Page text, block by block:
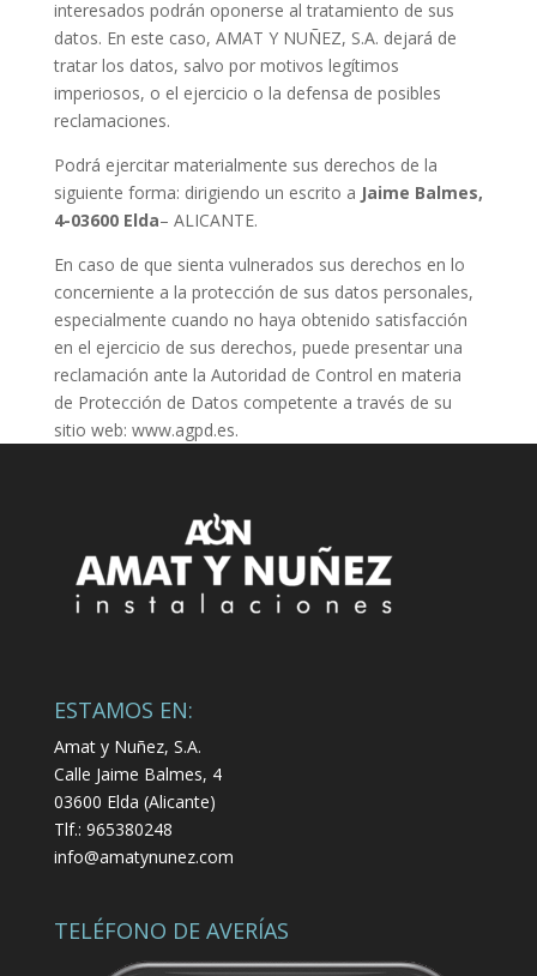
interesados podrán oponerse al tratamiento de sus
datos. En este caso, AMAT Y NUÑEZ, S.A. dejará de
tratar los datos, salvo por motivos legítimos
imperiosos, o el ejercicio o la defensa de posibles
reclamaciones.
Podrá ejercitar materialmente sus derechos de la
siguiente forma: dirigiendo un escrito a Jaime Balmes,
4-03600 Elda– ALICANTE.
En caso de que sienta vulnerados sus derechos en lo
concerniente a la protección de sus datos personales,
especialmente cuando no haya obtenido satisfacción
en el ejercicio de sus derechos, puede presentar una
reclamación ante la Autoridad de Control en materia
de Protección de Datos competente a través de su
sitio web: www.agpd.es.
ESTAMOS EN:
Amat y Nuñez, S.A.
Calle Jaime Balmes, 4
03600 Elda (Alicante)
Tlf.: 965380248
info@amatynunez.com
TELÉFONO DE AVERÍAS